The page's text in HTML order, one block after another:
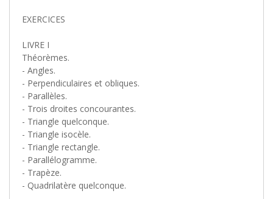
EXERCICES
LIVRE I
Théorèmes.
- Angles.
- Perpendiculaires et obliques.
- Parallèles.
- Trois droites concourantes.
- Triangle quelconque.
- Triangle isocèle.
- Triangle rectangle.
- Parallélogramme.
- Trapèze.
- Quadrilatère quelconque.